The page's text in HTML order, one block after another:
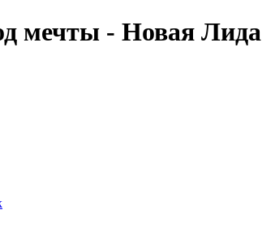
мечты - Новая Лида